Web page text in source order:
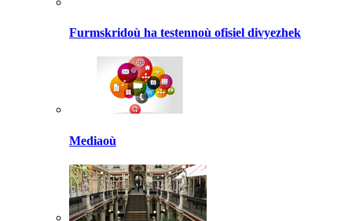
Furmskridoù ha testennoù ofisiel divyezhek
Mediaoù